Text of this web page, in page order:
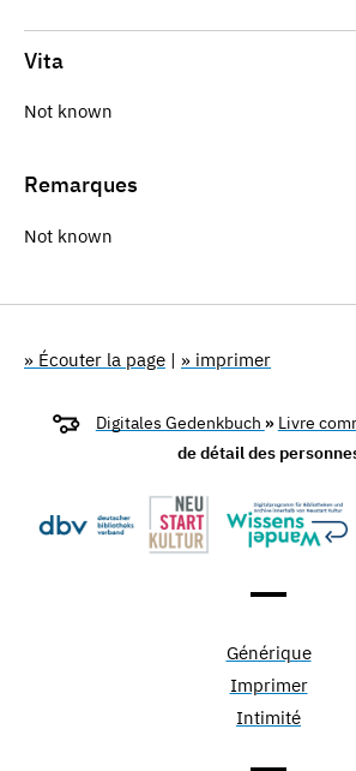
Vita
Not known
Remarques
Not known
» Écouter la page | » imprimer
Digitales Gedenkbuch » Livre
de détail des
Générique
Imprimer
Intimité